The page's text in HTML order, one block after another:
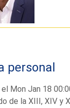
personal
el Mon Jan 18
de la XIII, XIV y